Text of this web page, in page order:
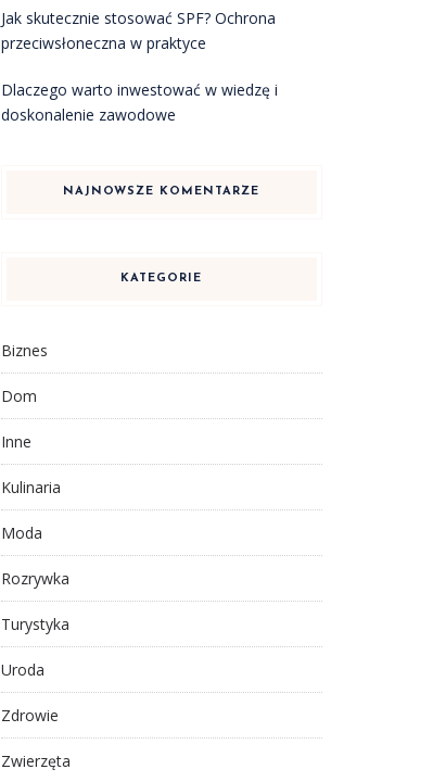
Jak skutecznie stosować SPF? Ochrona
przeciwsłoneczna w praktyce
Dlaczego warto inwestować w wiedzę i
doskonalenie zawodowe
NAJNOWSZE KOMENTARZE
KATEGORIE
Biznes
Dom
Inne
Kulinaria
Moda
Rozrywka
Turystyka
Uroda
Zdrowie
Zwierzęta